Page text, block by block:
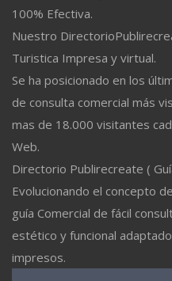
100% Efectiva.
Nuestro
Turistica Impresa y virtual.
Se ha posicionado en los
de consulta comercial más
mas de 18.000 visitantes
Web.
Directorio Publirecreate (
Evolucionando el concepto
guía Comercial de fácil
estético y funcional
impresos.